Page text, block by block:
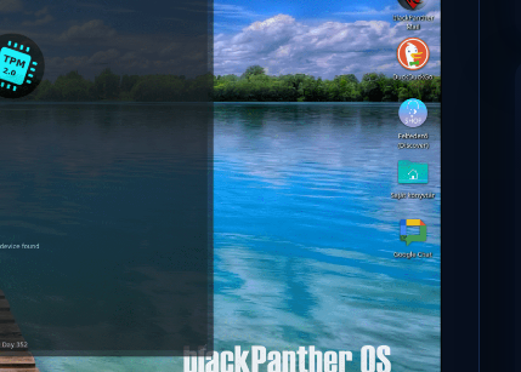
Microsoft odaadta a kulcsokat a
hatóságoknak, hogy visszafejthessék az
adatokat.